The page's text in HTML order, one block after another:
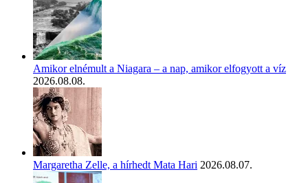
Amikor elnémult a Niagara – a nap, amikor elfogyott a víz
2026.08.08.
Margaretha Zelle, a hírhedt Mata Hari 2026.08.07.